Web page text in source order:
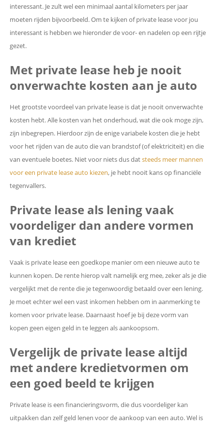
interessant. Je zult wel een minimaal aantal kilometers per jaar
moeten rijden bijvoorbeeld. Om te kijken of private lease voor jou
interessant is hebben we hieronder de voor- en nadelen op een rijtje
gezet.
Met private lease heb je nooit
onverwachte kosten aan je auto
Het grootste voordeel van private lease is dat je nooit onverwachte
kosten hebt. Alle kosten van het onderhoud, wat die ook moge zijn,
zijn inbegrepen. Hierdoor zijn de enige variabele kosten die je hebt
voor het rijden van de auto die van brandstof (of elektriciteit) en die
van eventuele boetes. Niet voor niets dus datsteeds meer mannen
voor een private lease auto kiezen, je hebt nooit kans op financiële
tegenvallers.
Private lease als lening vaak
voordeliger dan andere vormen
van krediet
Vaak is private lease een goedkope manier om een nieuwe auto te
kunnen kopen. De rente hierop valt namelijk erg mee, zeker als je die
vergelijkt met de rente die je tegenwoordig betaald over een lening.
Je moet echter wel een vast inkomen hebben om in aanmerking te
komen voor private lease. Daarnaast hoef je bij deze vorm van
kopen geen eigen geld in te leggen als aankoopsom.
Vergelijk de private lease altijd
met andere kredietvormen om
een goed beeld te krijgen
Private lease is een financieringsvorm, die dus voordeliger kan
uitpakken dan zelf geld lenen voor de aankoop van een auto. Wel is